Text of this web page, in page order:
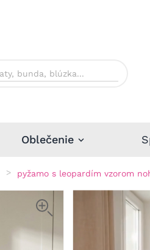
Oblečenie
pyžamo s leopardím vzorom